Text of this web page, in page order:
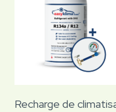
Recharge de